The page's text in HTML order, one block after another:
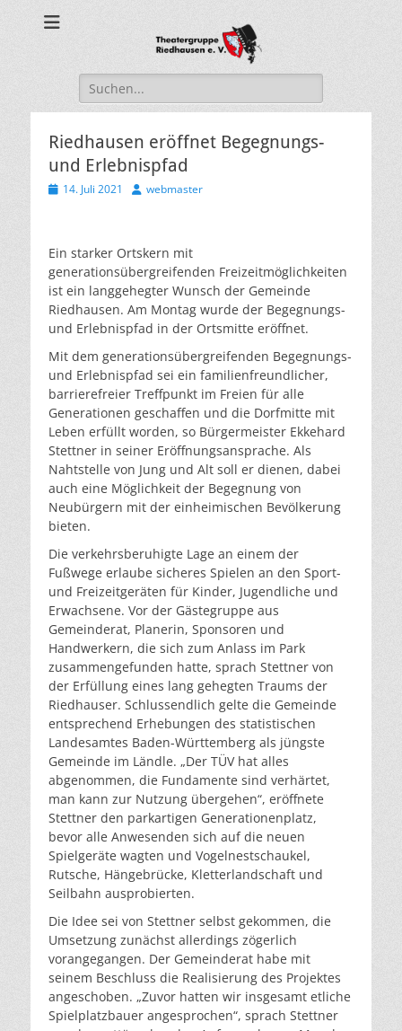
Theatergruppe
Riedhausen
Suche
nach:
Riedhausen eröffnet Begegnungs-
und Erlebnispfad
Veröffentlicht
14. Juli 2021 Autorwebmaster
Ein starker Ortskern mit
generationsübergreifenden Freizeitmöglichkeiten
ist ein langgehegter Wunsch der Gemeinde
Riedhausen. Am Montag wurde der Begegnungs-
und Erlebnispfad in der Ortsmitte eröffnet.
Mit dem generationsübergreifenden Begegnungs-
und Erlebnispfad sei ein familienfreundlicher,
barrierefreier Treffpunkt im Freien für alle
Generationen geschaffen und die Dorfmitte mit
Leben erfüllt worden, so Bürgermeister Ekkehard
Stettner in seiner Eröffnungsansprache. Als
Nahtstelle von Jung und Alt soll er dienen, dabei
auch eine Möglichkeit der Begegnung von
Neubürgern mit der einheimischen Bevölkerung
bieten.
Die verkehrsberuhigte Lage an einem der
Fußwege erlaube sicheres Spielen an den Sport-
und Freizeitgeräten für Kinder, Jugendliche und
Erwachsene. Vor der Gästegruppe aus
Gemeinderat, Planerin, Sponsoren und
Handwerkern, die sich zum Anlass im Park
zusammengefunden hatte, sprach Stettner von
der Erfüllung eines lang gehegten Traums der
Riedhauser. Schlussendlich gelte die Gemeinde
entsprechend Erhebungen des statistischen
Landesamtes Baden-Württemberg als jüngste
Gemeinde im Ländle. „Der TÜV hat alles
abgenommen, die Fundamente sind verhärtet,
man kann zur Nutzung übergehen“, eröffnete
Stettner den parkartigen Generationenplatz,
bevor alle Anwesenden sich auf die neuen
Spielgeräte wagten und Vogelnestschaukel,
Rutsche, Hängebrücke, Kletterlandschaft und
Seilbahn ausprobierten.
Die Idee sei von Stettner selbst gekommen, die
Umsetzung zunächst allerdings zögerlich
vorangegangen. Der Gemeinderat habe mit
seinem Beschluss die Realisierung des Projektes
angeschoben. „Zuvor hatten wir insgesamt etliche
Spielplatzbauer angesprochen“, sprach Stettner